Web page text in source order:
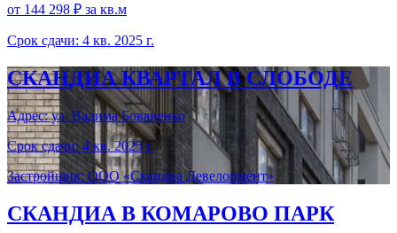
от 144 298 ₽ за кв.м
Срок сдачи: 4 кв. 2025 г.
СКАНДИА КВАРТАЛ В СЛОБОДЕ
Адрес: ул. Вадима Бованенко
Срок сдачи: 4 кв. 2025 г.
Застройщик: ООО «Скандиа Девелопмент»
СКАНДИА В КОМАРОВО ПАРК